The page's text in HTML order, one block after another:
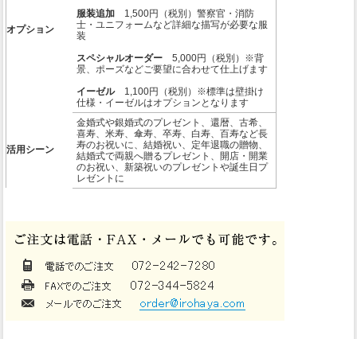
オプション
服装追加 1,500円（税別）警察官・消防
士・ユニフォームなど詳細な描写が必要な服
装
スペシャルオーダー 5,000円（税別）※背
景、ポーズなどご要望に合わせて仕上げます
イーゼル1,100円（税別）※標準は壁掛け
仕様・イーゼルはオプションとなります
活用シーン
金婚式や銀婚式のプレゼント、還暦、古希、
喜寿、米寿、傘寿、卒寿、白寿、百寿など長
寿のお祝いに、結婚祝い、定年退職の贈物、
結婚式で両親へ贈るプレゼント、開店・開業
のお祝い、新築祝いのプレゼントや誕生日プ
レゼントに